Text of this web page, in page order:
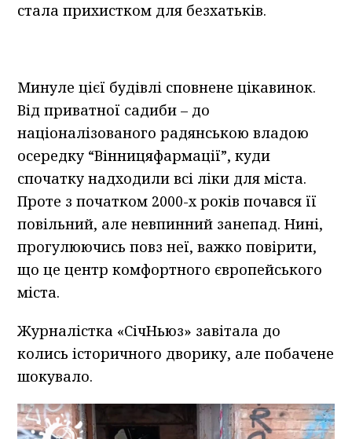
стала прихистком для безхатьків.
Минуле цієї будівлі сповнене цікавинок.
Від приватної садиби – до
націоналізованого радянською владою
осередку “Вінницяфармації”, куди
спочатку надходили всі ліки для міста.
Проте з початком 2000-х років почався її
повільний, але невпинний занепад. Нині,
прогулюючись повз неї, важко повірити,
що це центр комфортного європейського
міста.
Журналістка «СічНьюз» завітала до
колись історичного дворику, але побачене
шокувало.